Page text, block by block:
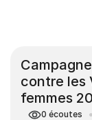
contre les
femmes
0 écoutes